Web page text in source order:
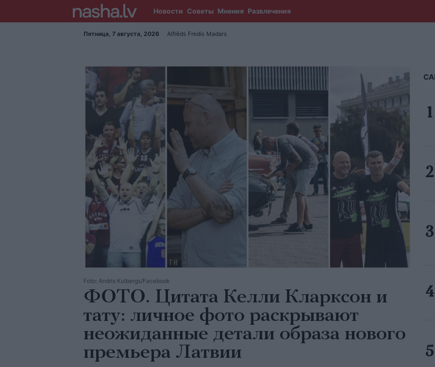
Новости Советы Мнения Развлечения
Пятница, 7 августа, 2026 Alfrēds Fredis Madars
Foto: Andris Kulbergs/Facebook
ФОТО. Цитата Келли Кларксон и
тату: личное фото раскрывают
неожиданные детали образа нового
премьера Латвии